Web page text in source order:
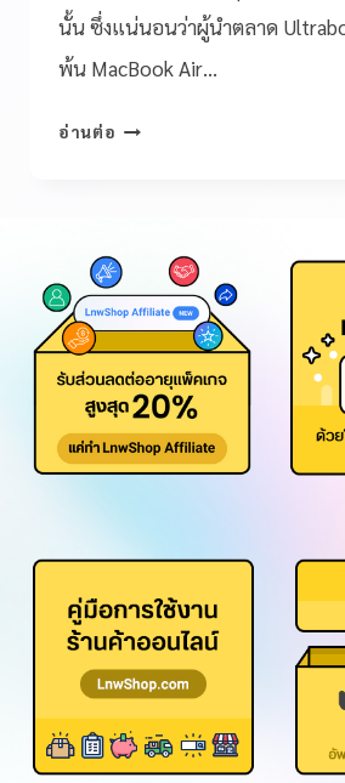
นั้น ซึ่งแน่นอนว่าผู้นำตลาด
พ้น MacBook Air…
อ่านต่อ